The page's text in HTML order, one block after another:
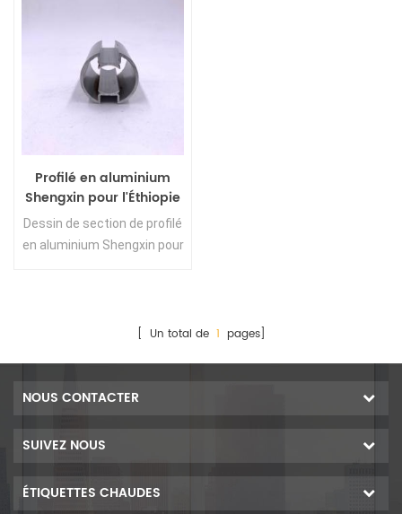
Profilé en aluminium
Shengxin pour l'Éthiopie
Dessin de section de profilé
en aluminium Shengxin pour
[ Un total de 1 pages]
NOUS CONTACTER
SUIVEZ NOUS
ÉTIQUETTES CHAUDES